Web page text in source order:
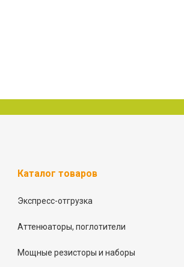
Каталог товаров
Экспресс-отгрузка
Аттенюаторы, поглотители
Мощные резисторы и наборы